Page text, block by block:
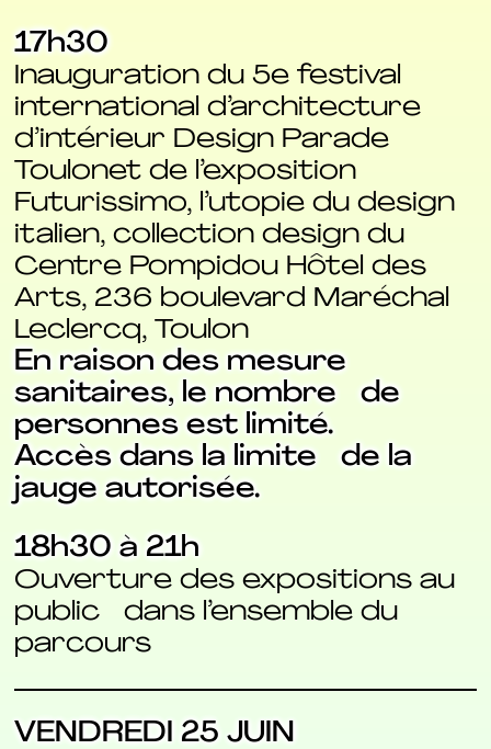
17h30
Inauguration du 5e festival
international d’architecture
d’intérieur Design Parade
Toulonet de l’exposition
Futurissimo, l’utopie du design
italien, collection design du
Centre Pompidou Hôtel des
Arts, 236 boulevard Maréchal
Leclercq, Toulon
En raison des mesure
sanitaires, le nombre de
personnes est limité.
Accès dans la limite de la
jauge autorisée.
18h30 à 21h
Ouverture des expositions au
public dans l’ensemble du
parcours
VENDREDI 25 JUIN